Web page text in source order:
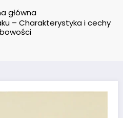
główna
– Charakterystyka i cechy